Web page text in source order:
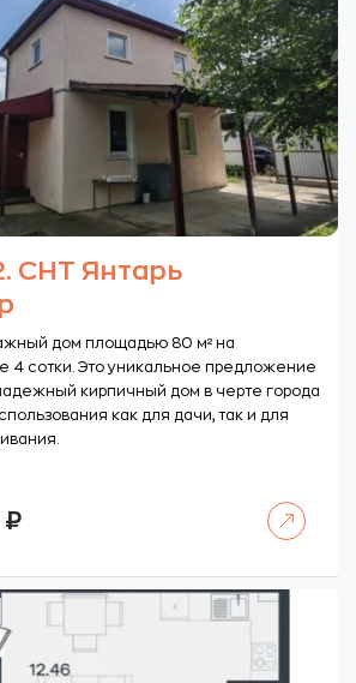
СНТ Янтарь
дом площадью 80 м² на
4 сотки. Это уникальное предложение
кирпичный дом в черте города
как для дачи, так и для
₽